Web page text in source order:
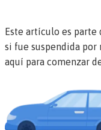
Este artículo es parte
si fue suspendida por
aquí para comenzar